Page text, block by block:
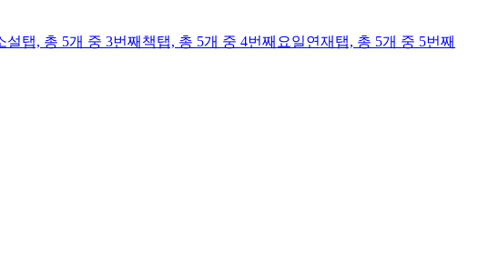
설탭, 총 5개 중 3번째 책탭, 총 5개 중 4번째 요일연재 탭, 총 5개 중 5번째